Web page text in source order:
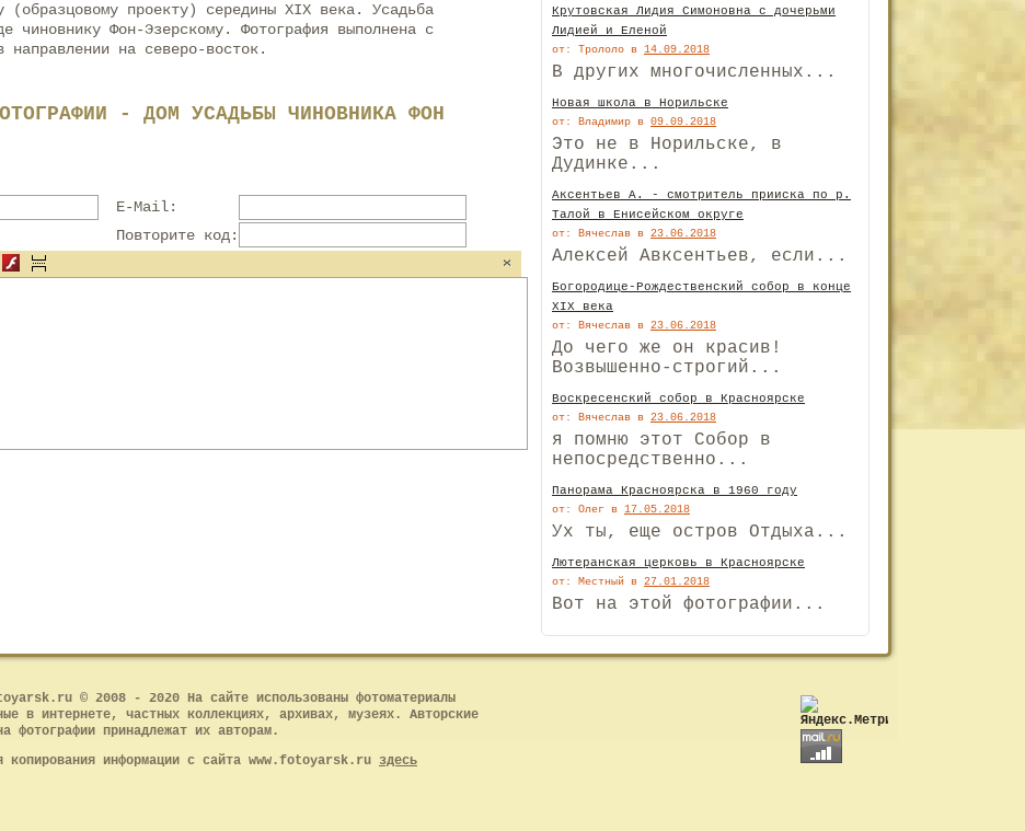
(образцовому проекту) середины XIX века. Усадьба
чиновнику Фон-Эзерскому. Фотография выполнена с
направлении на северо-восток.
- ДОМ УСАДЬБЫ ЧИНОВНИКА ФОН
E-Mail:
Повторите код:
Крутовская Лидия Симоновна с дочерьми
Лидией и Еленой
от: Трололо в 14.09.2018
В других многочисленных...
Новая школа в Норильске
от: Владимир в 09.09.2018
Это не в Норильске, в
Дудинке...
Аксентьев А. - смотритель прииска по р.
Талой в Енисейском округе
от: Вячеслав в 23.06.2018
Алексей Авксентьев, если...
Богородице-Рождественский собор в конце
XIX века
от: Вячеслав в 23.06.2018
До чего же он красив!
Возвышенно-строгий...
Воскресенский собор в Красноярске
от: Вячеслав в 23.06.2018
я помню этот Собор в
непосредственно...
Панорама Красноярска в 1960 году
от: Олег в 17.05.2018
Ух ты, еще остров Отдыха...
Лютеранская церковь в Красноярске
от: Местный в 27.01.2018
Вот на этой фотографии...
© 2008 - 2020 На сайте использованы фотоматериалы
в интернете, частных коллекциях, архивах, музеях. Авторские
фотографии принадлежат их авторам.
копирования информации с сайта www.fotoyarsk.ru здесь